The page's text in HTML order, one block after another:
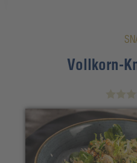
Vollkorn-